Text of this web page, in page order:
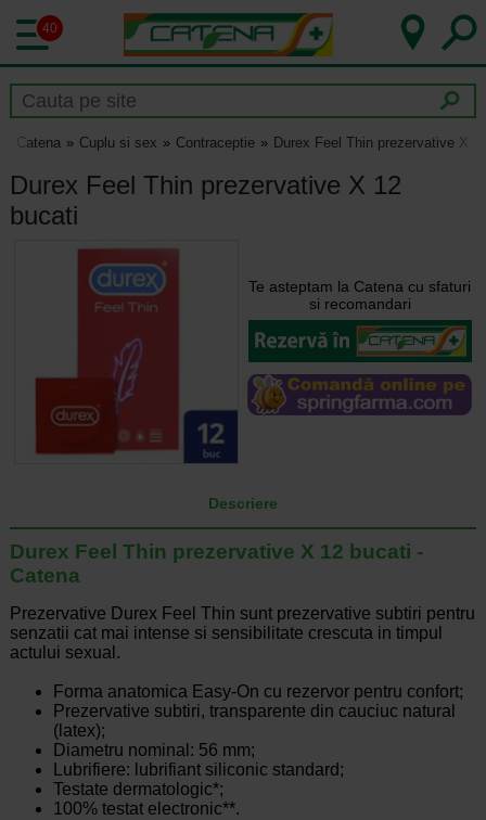
40
Catena Cuplu si sex Contraceptie Durex Feel Thin prezervative X
Durex Feel Thin prezervative X 12
bucati
Te asteptam la Catena cu sfaturi
si recomandari
Descriere
Durex Feel Thin prezervative X 12 bucati -
Catena
Prezervative Durex Feel Thin sunt prezervative subtiri pentru
senzatii cat mai intense si sensibilitate crescuta in timpul
actului sexual.
Forma anatomica Easy-On cu rezervor pentru confort;
Prezervative subtiri, transparente din cauciuc natural
(latex);
Diametru nominal: 56 mm;
Lubrifiere: lubrifiant siliconic standard;
Testate dermatologic*;
100% testat electronic**.